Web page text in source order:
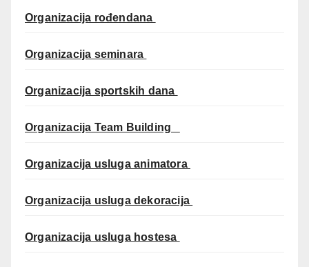
Organizacija rođendana
Organizacija seminara
Organizacija sportskih dana
Organizacija Team Building
Organizacija usluga animatora
Organizacija usluga dekoracija
Organizacija usluga hostesa